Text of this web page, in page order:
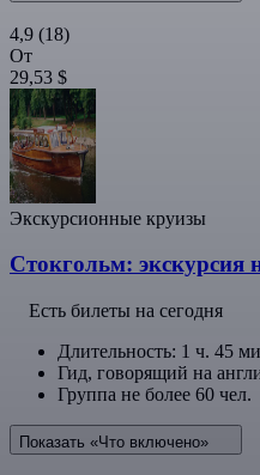
4,9 (18)
От
29,53 $
Экскурсионные круизы
Стокгольм: экскурсия
Есть билеты на сегодня
Длительность: 1 ч. 45
Гид, говорящий на
Группа не более 60 чел.
Показать «Что включено»